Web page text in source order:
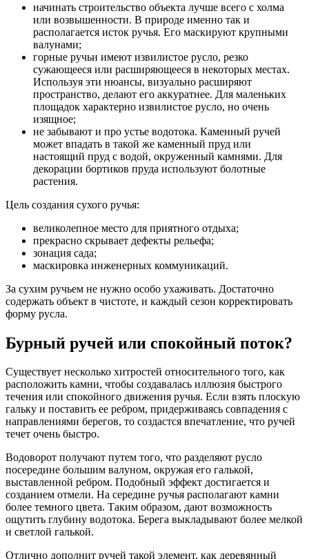
начинать строительство объекта лучше всего с холма
или возвышенности. В природе именно так и
располагается исток ручья. Его маскируют крупными
валунами;
горные ручьи имеют извилистое русло, резко
сужающееся или расширяющееся в некоторых местах.
Используя эти нюансы, визуально расширяют
пространство, делают его аккуратнее. Для маленьких
площадок характерно извилистое русло, но очень
изящное;
не забывают и про устье водотока. Каменный ручей
может впадать в такой же каменный пруд или
настоящий пруд с водой, окруженный камнями. Для
декорации бортиков пруда используют болотные
растения.
Цель создания сухого ручья:
великолепное место для приятного отдыха;
прекрасно скрывает дефекты рельефа;
зонация сада;
маскировка инженерных коммуникаций.
За сухим ручьем не нужно особо ухаживать. Достаточно
содержать объект в чистоте, и каждый сезон корректировать
форму русла.
Бурный ручей или спокойный поток?
Существует несколько хитростей относительного того, как
расположить камни, чтобы создавалась иллюзия быстрого
течения или спокойного движения ручья. Если взять плоскую
гальку и поставить ее ребром, придерживаясь совпадения с
направлениями берегов, то создастся впечатление, что ручей
течет очень быстро.
Водоворот получают путем того, что разделяют русло
посередине большим валуном, окружая его галькой,
выставленной ребром. Подобный эффект достигается и
созданием отмели. На середине ручья располагают камни
более темного цвета. Таким образом, дают возможность
ощутить глубину водотока. Берега выкладывают более мелкой
и светлой галькой.
Отлично дополнит ручей такой элемент, как деревянный